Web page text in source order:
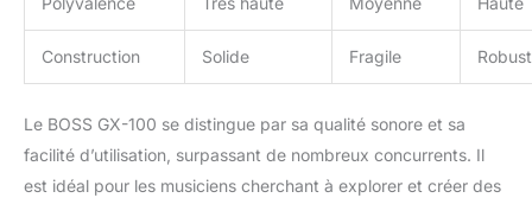
Construction Solide Fragile
Le BOSS GX-100 se distingue par sa qualité sonore et sa
facilité d’utilisation, surpassant de nombreux concurrents. Il
est idéal pour les musiciens cherchant à explorer et créer des